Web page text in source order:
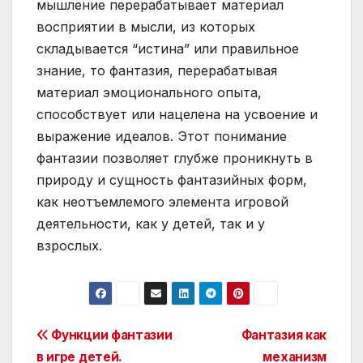
мышление перерабатывает материал
восприятии в мысли, из которых
складывается “истина” или правильное
знание, то фантазия, перерабатывая
материал эмоционального опыта,
способствует или нацелена на усвоение и
выражение идеалов. Этот понимание
фантазии позволяет глубже проникнуть в
природу и сущность фантазийных форм,
как неотъемлемого элемента игровой
деятельности, как у детей, так и у
взрослых.
Post
Фантазия как
механизм
Функции фантазии
в игре детей.